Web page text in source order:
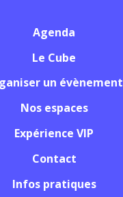
Agenda
Le Cube
un évènement
Nos espaces
Expérience VIP
Contact
Infos pratiques